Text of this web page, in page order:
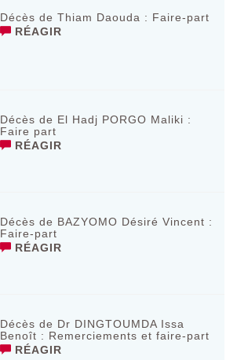
Décès de Thiam Daouda : Faire-part
RÉAGIR
Décès de El Hadj PORGO Maliki :
Faire part
RÉAGIR
Décès de BAZYOMO Désiré Vincent :
Faire-part
RÉAGIR
Décès de Dr DINGTOUMDA Issa
Benoît : Remerciements et faire-part
RÉAGIR